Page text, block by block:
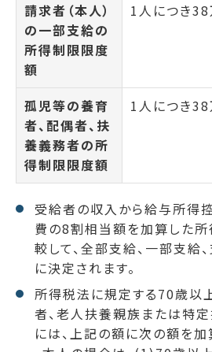
請求者（本人）
の一部支給の
所得制限限度
額
1人につき
孤児等の養育
者、配偶者、扶
養義務者の所
得制限限度額
1人につき
受給者の収入から給与所得
費の8割相当額を加算した
較して、全部支給、一部支給
に決定されます。
所得税法に規定する70歳以
者、老人扶養親族または特
には、上記の額に次の額を加